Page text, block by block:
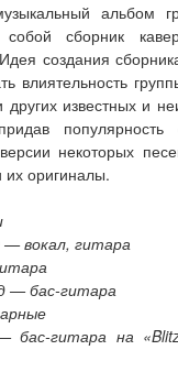
альбом
сборник
создания
влиятельность
известных и
популярность
версии некоторых
их оригиналы.
вокал, гитара
— бас-гитара
гитара на